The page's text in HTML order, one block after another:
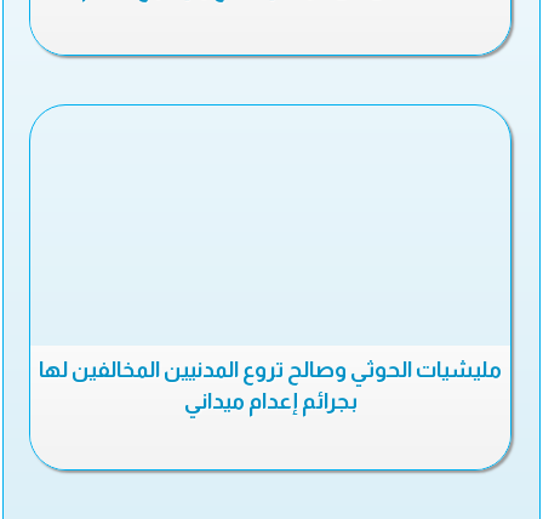
مليشيات الحوثي وصالح تروع المدنيين المخالفين لها
بجرائم إعدام ميداني